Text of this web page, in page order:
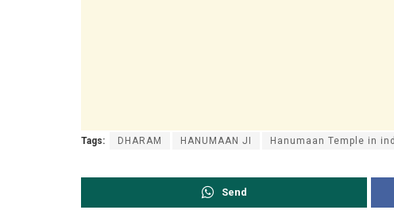
Tags: DHARAM HANUMAAN JI Hanumaan Temple in
Send